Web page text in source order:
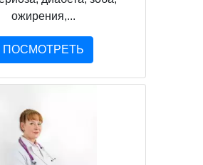
ожирения,...
ПОСМОТРЕТЬ